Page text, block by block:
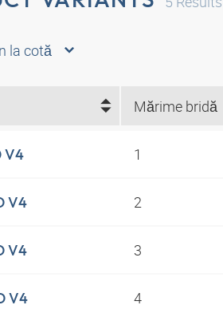
la cotă
Mărime bridă
V4 1
V4 2
V4 3
V4 4